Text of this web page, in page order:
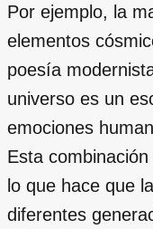
Por ejemplo, la
elementos
poesía
universo es un
emociones
Esta
lo que hace que
diferentes